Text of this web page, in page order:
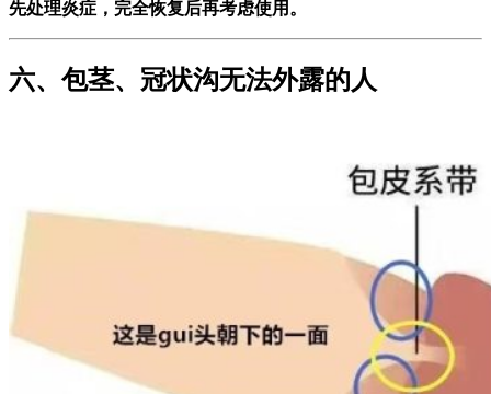
先处理炎症，完全恢复后再考虑使用。
六、包茎、冠状沟无法外露的人